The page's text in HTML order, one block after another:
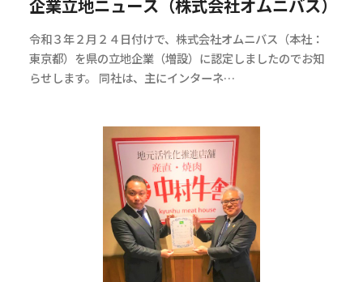
企業立地ニュース（株式会社オムニバス）
令和３年２月２４日付けで、株式会社オムニバス（本社：
東京都）を県の立地企業（増設）に認定しましたのでお知
らせします。 同社は、主にインターネ…